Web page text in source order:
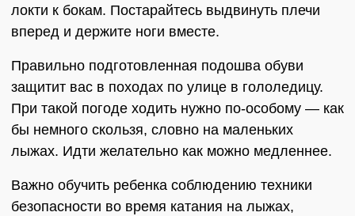
локти к бокам. Постарайтесь выдвинуть плечи
вперед и держите ноги вместе.
Правильно подготовленная подошва обуви
защитит вас в походах по улице в гололедицу.
При такой погоде ходить нужно по-особому — как
бы немного скользя, словно на маленьких
лыжах. Идти желательно как можно медленнее.
Важно обучить ребенка соблюдению техники
безопасности во время катания на лыжах,